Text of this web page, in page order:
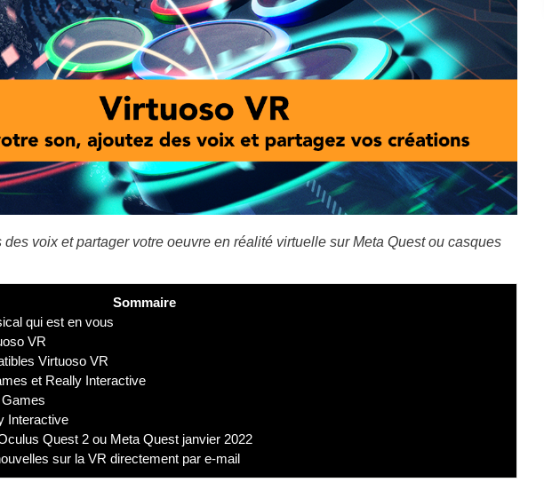
voix et partager votre oeuvre en réalité virtuelle sur Meta Quest ou casques
Sommaire
qui est en vous
VR
Virtuoso VR
et Really Interactive
Interactive
Quest 2 ou Meta Quest janvier 2022
sur la VR directement par e-mail